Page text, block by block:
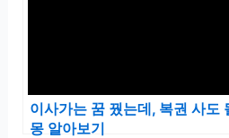
이사가는 꿈 꿨는데, 복권 사도
몽 알아보기